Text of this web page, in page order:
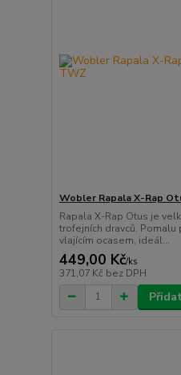
Wobler Rapala X-Rap
Rapala X-Rap Otus je
trofejních dravců. Pomalu
vlajícím ocasem, ideál...
449,00 Kč/ks
371,07 Kč bez DPH